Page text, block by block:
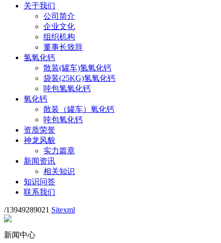
关于我们
公司简介
企业文化
组织机构
董事长致辞
氢氧化钙
散装(罐车)氢氧化钙
袋装(25KG)氢氧化钙
吨包氢氧化钙
氧化钙
散装（罐车）氧化钙
吨包氧化钙
资质荣誉
神龙风貌
实力篇章
新闻资讯
相关知识
知识问答
联系我们
/13949289021 Sitexml
新闻中心